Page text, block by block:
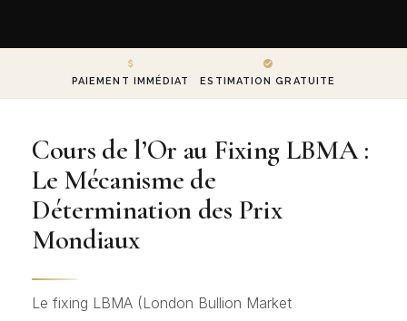
PAIEMENT IMMÉDIAT ESTIMATION GRATUITE
Cours de l’Or au Fixing LBMA :
Le Mécanisme de
Détermination des Prix
Mondiaux
Le fixing LBMA (London Bullion Market